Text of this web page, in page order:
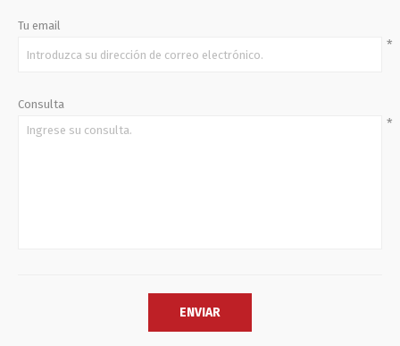
Tu email
*
Consulta
*